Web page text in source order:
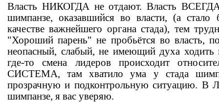
Власть НИКОГДА не отдают. Власть
шимпанзе, оказавшийся во власти, (а
качестве важнейшего органа стада), тем
"Хороший парень" не пробьётся во власть,
неопасный, слабый, не имеющий духа ходить
где-то смена лидеров происходит
СИСТЕМА, там хватило ума у стада
прозрачную и подконтрольную ситуацию. В
шимпанзе, я вас уверяю.